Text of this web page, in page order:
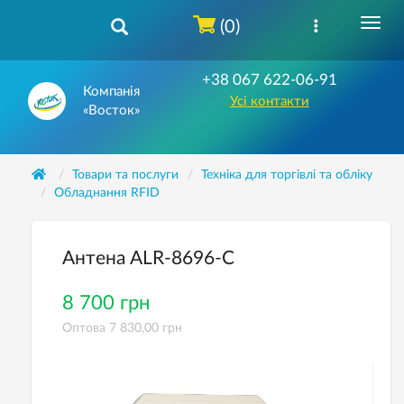
Компанія
«Восток»
+38 067 622-06-91
Усі контакти
(0)
Товари та послуги
Техніка для торгівлі та обліку
Обладнання RFID
Антена ALR-8696-C
8 700 грн
Оптова 7 830,00 грн